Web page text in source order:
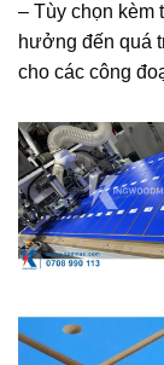
– Tùy chọn kèm
hưởng đến quá
cho các công